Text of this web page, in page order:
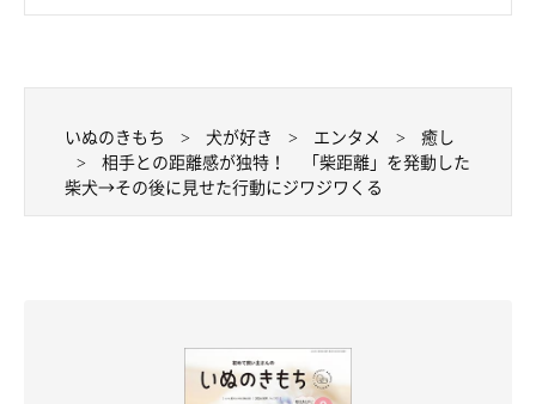
いぬのきもち 犬が好き エンタメ
癒し
相手との距離感が独特！ 「柴距離」を発動した
柴犬→その後に見せた行動にジワジワくる